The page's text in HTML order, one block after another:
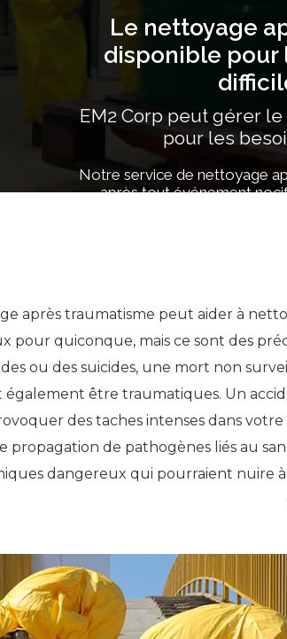
Le nettoyage
disponible pour
EM2 Corp peut gérer
pour les
Notre service de nettoyage
après tout événement
après traumatisme peut aider à
quiconque, mais ce sont des
ou des suicides, une mort non
être traumatiques. Un
des taches intenses dans
propagation de pathogènes liés au
dangereux qui pourraient nuire